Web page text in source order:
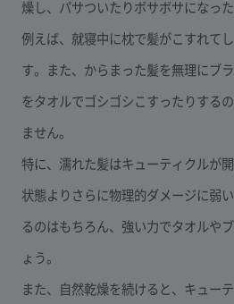
燥し、パサついたりボサボサになった
例えば、就寝中に枕で髪がこすれて
す。また、からまった髪を無理にブ
をタオルでゴシゴシこすったりする
ません。
特に、濡れた髪はキューティクルが
状態よりさらに物理的ダメージに弱
るのはもちろん、強い力でタオルや
ょう。
また、自然乾燥を続けると、キュー